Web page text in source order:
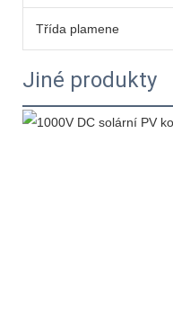
Třída plamene
Jiné produkty